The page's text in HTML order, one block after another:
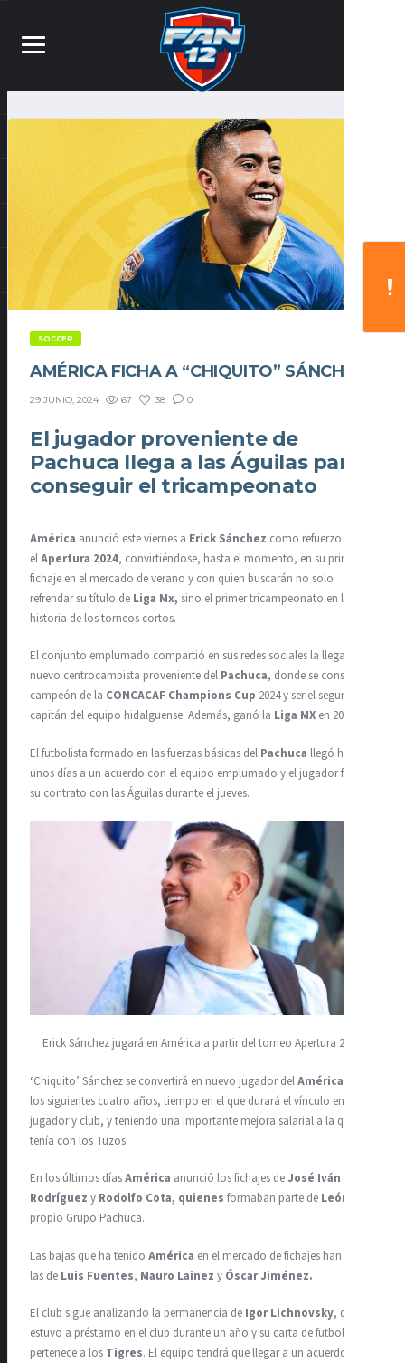
SOCCER
AMÉRICA FICHA A “CHIQUITO” SÁNCHEZ
29 JUNIO, 2024 67 38 0
El jugador proveniente de
Pachuca llega a las Águilas para
conseguir el tricampeonato
América anunció este viernes a Erick Sánchez como refuerzo para
elApertura 2024, convirtiéndose, hasta el momento, en su principal
fichaje en el mercado de verano y con quien buscarán no solo
refrendar su título de Liga Mx, sino el primer tricampeonato en la
historia de los torneos cortos.
El conjunto emplumado compartió en sus redes sociales la llegada del
nuevo centrocampista proveniente del Pachuca, donde se consagró
campeón de la CONCACAF Champions Cup 2024 y ser el segundo
capitán del equipo hidalguense. Además, ganó la Liga MX en 2022.
El futbolista formado en las fuerzas básicas del Pachuca llegó hace
unos días a un acuerdo con el equipo emplumado y el jugador firmó
su contrato con las Águilas durante el jueves.
Erick Sánchez jugará en América a partir del torneo Apertura 2024.
‘Chiquito’ Sánchez se convertirá en nuevo jugador delAmérica
los siguientes cuatro años, tiempo en el que durará el vínculo entre
jugador y club, y teniendo una importante mejora salarial a la que
tenía con los Tuzos.
En los últimos díasAmérica anunció los fichajes deJosé Iván
Rodríguez y Rodolfo Cota, quienes formaban parte de León
propio Grupo Pachuca.
Las bajas que ha tenido América en el mercado de fichajes han sido
las de Luis Fuentes, Mauro Lainez y Óscar Jiménez.
El club sigue analizando la permanencia de Igor Lichnovsky, quien
estuvo a préstamo en el club durante un año y su carta de futbolista
pertenece a los Tigres. El equipo tendrá que llegar a un acuerdo con